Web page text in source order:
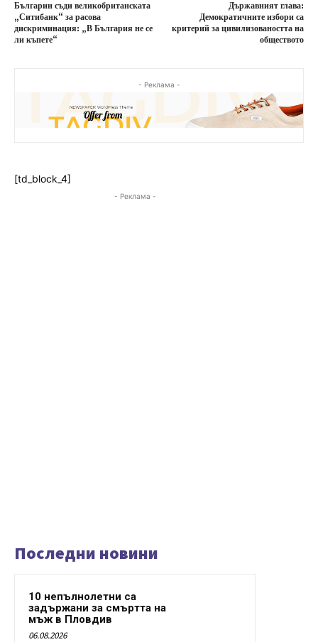
Българин съди великобританската
„Ситибанк“ за расова
дискриминация: „В България не се
ли къпете“
Държавният глава:
Демократичните избори са
критерий за цивилизоваността на
обществото
- Реклама -
[td_block_4]
- Реклама -
Последни новини
10 непълнолетни са
задържани за смъртта на
мъж в Пловдив
06.08.2026